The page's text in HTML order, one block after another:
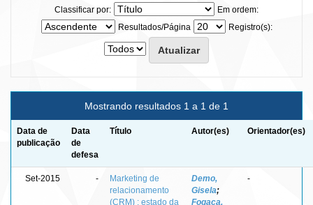
Classificar por:
Em ordem:
Resultados/Página
Registro(s):
Mostrando resultados 1 a 1 de 1
Data de
publicação
Data
de
defesa
Título Autor(es) Orientador(es)
Set-2015 -
Marketing de
relacionamento
(CRM) : estado da
Demo,
Gisela;
Fogaça,
-